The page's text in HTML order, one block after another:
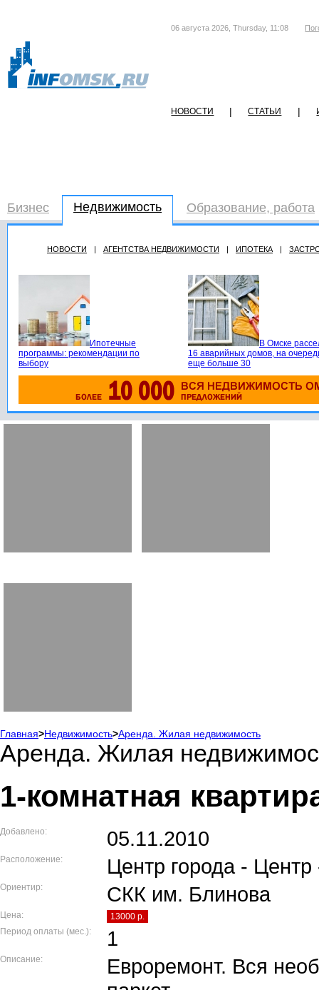
06 августа 2026, Thursday, 11:08
НОВОСТИ | СТАТЬИ |
Бизнес Недвижимость Образование, работа
НОВОСТИ | АГЕНТСТВА НЕДВИЖИМОСТИ | ИПОТЕКА |
Ипотечные
программы: рекомендации по
выбору
В Омске
16 аварийных домов, на
еще больше 30
Главная>Недвижимость>Аренда. Жилая недвижимость
Аренда. Жилая
1-комнатная
Добавлено: 05.11.2010
Расположение: Центр города -
Ориентир: СКК им. Блинова
Цена:
13000 р.
Период оплаты (мес.):
1
Описание:
Евроремонт. Вся